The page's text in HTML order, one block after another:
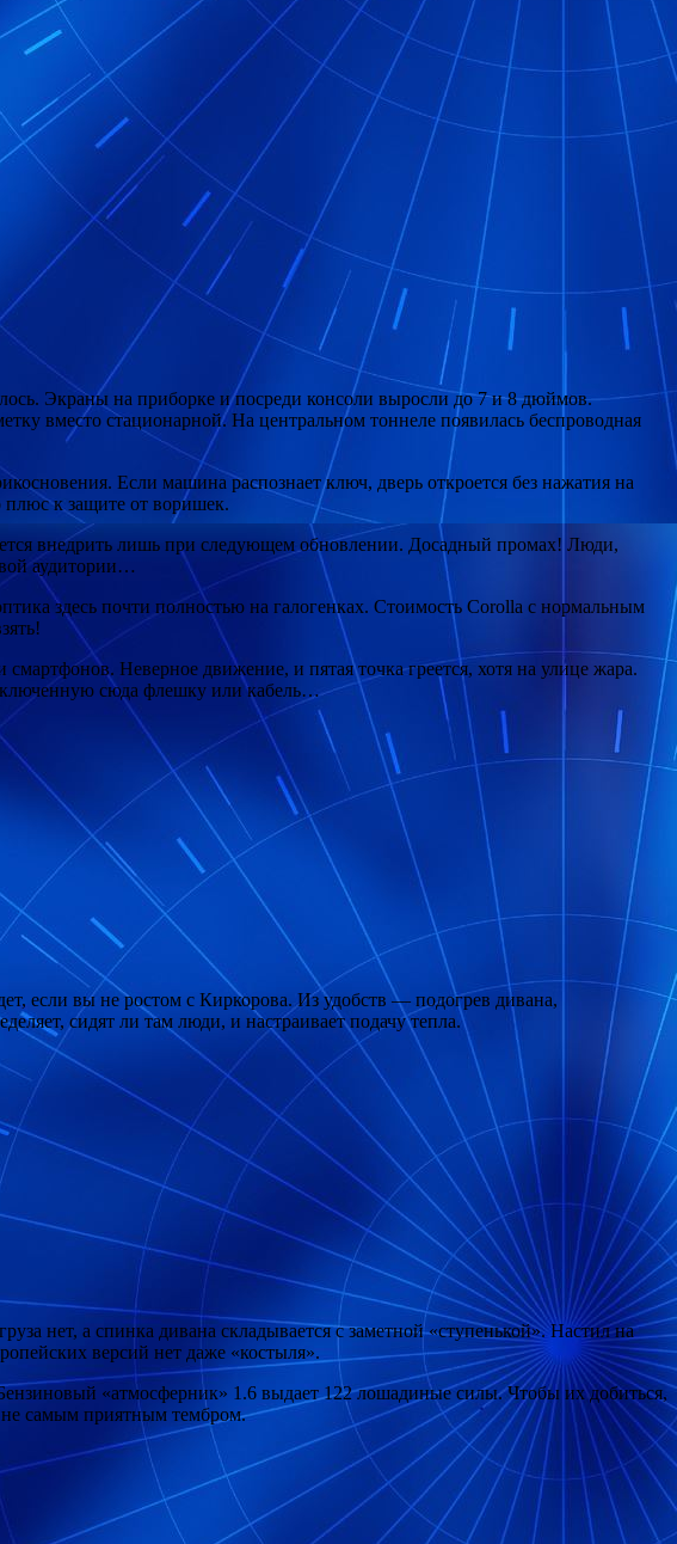
Экраны на приборке и посреди консоли выросли до 7 и 8 дюймов.
вместо стационарной. На центральном тоннеле появилась беспроводная
Если машина распознает ключ, дверь откроется без нажатия на
к защите от воришек.
внедрить лишь при следующем обновлении. Досадный промах! Люди,
аудитории…
здесь почти полностью на галогенках. Стоимость Corolla с нормальным
Неверное движение, и пятая точка греется, хотя на улице жара.
сюда флешку или кабель…
если вы не ростом с Киркорова. Из удобств — подогрев дивана,
сидят ли там люди, и настраивает подачу тепла.
нет, а спинка дивана складывается с заметной «ступенькой». Настил на
версий нет даже «костыля».
«атмосферник» 1.6 выдает 122 лошадиные силы. Чтобы их добиться,
не самым приятным тембром.